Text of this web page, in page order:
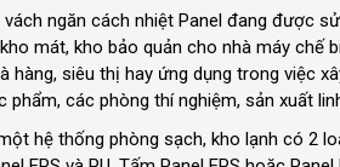
vách ngăn cách nhiệt Panel đang được
mát, kho bảo quản cho nhà máy chế
hàng, siêu thị hay ứng dụng trong việc
phẩm, các phòng thí nghiệm, sản xuất
hệ thống phòng sạch, kho lạnh có 2